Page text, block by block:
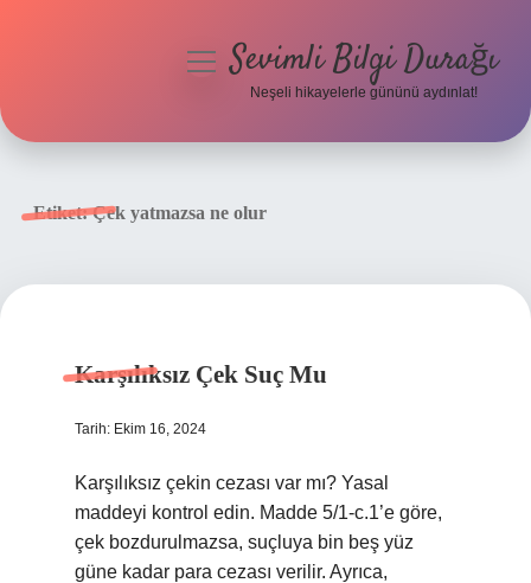
menüyüSevimli Bilgi Durağı
Neşeli hikayelerle gününü aydınlat!
Etiket:Çek yatmazsa ne olur
Karşılıksız Çek Suç Mu
Tarih: Ekim 16, 2024
Karşılıksız çekin cezası var mı? Yasal
maddeyi kontrol edin. Madde 5/1-c.1’e göre,
çek bozdurulmazsa, suçluya bin beş yüz
güne kadar para cezası verilir. Ayrıca,